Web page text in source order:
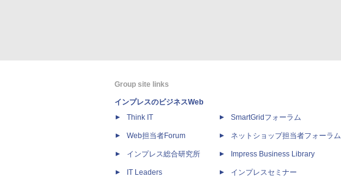
Group site links
インプレスのビジネスWeb
Think IT
Web担当者Forum
インプレス総合研究所
IT Leaders
SmartGridフォーラム
ネットショップ担当者フォーラム
Impress Business Library
インプレスセミナー